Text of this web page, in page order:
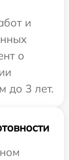
и
о
до 3 лет.